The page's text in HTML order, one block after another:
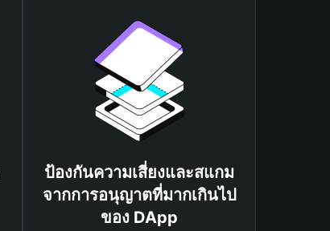
ป้องกันความเสี่ยงและสแกม
จากการอนุญาตที่มากเกินไป
ของ DApp